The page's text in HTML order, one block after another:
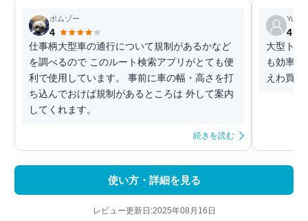
ボムゾー
4
仕事柄大型車の通行について規制があるかなど
を調べるので このルート検索アプリがとても便
利で使用しています。 事前に車の幅・高さを打
ち込んでおけば規制があるところは 外して案内
してくれます。
続きを読む
Yufu
4
大型トラ
も効率
えわ買
使い方・詳細を見る
レビュー更新日:2025年08月16日